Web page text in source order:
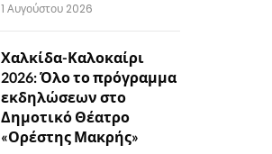
1 Αυγούστου 2026
Χαλκίδα-Καλοκαίρι
2026: Όλο το πρόγραμμα
εκδηλώσεων στο
Δημοτικό Θέατρο
«Ορέστης Μακρής»